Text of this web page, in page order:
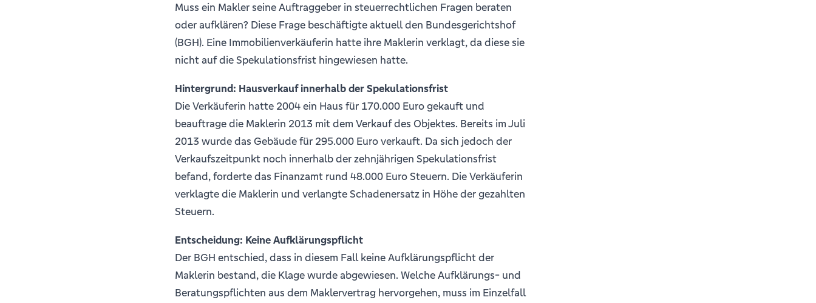
Muss ein Makler seine Auftraggeber in steuerrechtlichen Fragen beraten
oder aufklären? Diese Frage beschäftigte aktuell den Bundesgerichtshof
(BGH). Eine Immobilienverkäuferin hatte ihre Maklerin verklagt, da diese sie
nicht auf die Spekulationsfrist hingewiesen hatte.
Hintergrund: Hausverkauf innerhalb der Spekulationsfrist
Die Verkäuferin hatte 2004 ein Haus für 170.000 Euro gekauft und
beauftrage die Maklerin 2013 mit dem Verkauf des Objektes. Bereits im Juli
2013 wurde das Gebäude für 295.000 Euro verkauft. Da sich jedoch der
Verkaufszeitpunkt noch innerhalb der zehnjährigen Spekulationsfrist
befand, forderte das Finanzamt rund 48.000 Euro Steuern. Die Verkäuferin
verklagte die Maklerin und verlangte Schadenersatz in Höhe der gezahlten
Steuern.
Entscheidung: Keine Aufklärungspflicht
Der BGH entschied, dass in diesem Fall keine Aufklärungspflicht der
Maklerin bestand, die Klage wurde abgewiesen. Welche Aufklärungs- und
Beratungspflichten aus dem Maklervertrag hervorgehen, muss im Einzelfall